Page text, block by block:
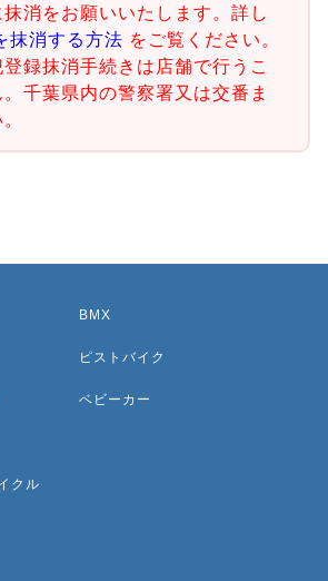
消をお願いいたします。詳し
抹消する方法 をご覧ください。
録抹消手続きは店舗で行うこ
千葉県内の警察署又は交番ま
クル
BMX
ピストバイク
ベビーカー